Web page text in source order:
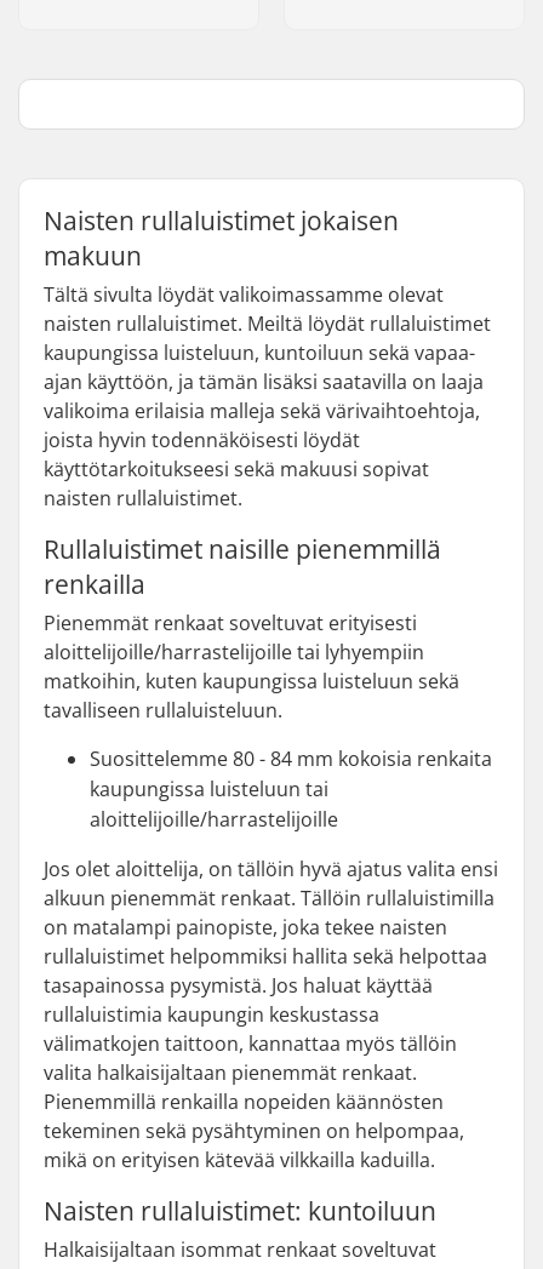
Naisten rullaluistimet jokaisen
makuun
Tältä sivulta löydät valikoimassamme olevat
naisten rullaluistimet. Meiltä löydät rullaluistimet
kaupungissa luisteluun, kuntoiluun sekä vapaa-
ajan käyttöön, ja tämän lisäksi saatavilla on laaja
valikoima erilaisia malleja sekä värivaihtoehtoja,
joista hyvin todennäköisesti löydät
käyttötarkoitukseesi sekä makuusi sopivat
naisten rullaluistimet.
Rullaluistimet naisille pienemmillä
renkailla
Pienemmät renkaat soveltuvat erityisesti
aloittelijoille/harrastelijoille tai lyhyempiin
matkoihin, kuten kaupungissa luisteluun sekä
tavalliseen rullaluisteluun.
Suosittelemme 80 - 84 mm kokoisia renkaita
kaupungissa luisteluun tai
aloittelijoille/harrastelijoille
Jos olet aloittelija, on tällöin hyvä ajatus valita ensi
alkuun pienemmät renkaat. Tällöin rullaluistimilla
on matalampi painopiste, joka tekee naisten
rullaluistimet helpommiksi hallita sekä helpottaa
tasapainossa pysymistä. Jos haluat käyttää
rullaluistimia kaupungin keskustassa
välimatkojen taittoon, kannattaa myös tällöin
valita halkaisijaltaan pienemmät renkaat.
Pienemmillä renkailla nopeiden käännösten
tekeminen sekä pysähtyminen on helpompaa,
mikä on erityisen kätevää vilkkailla kaduilla.
Naisten rullaluistimet: kuntoiluun
Halkaisijaltaan isommat renkaat soveltuvat